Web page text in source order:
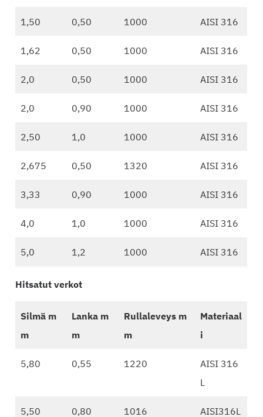
1,50 0,50 1000 AISI 316
1,62 0,50 1000 AISI 316
2,0 0,50 1000 AISI 316
2,0 0,90 1000 AISI 316
2,50 1,0 1000 AISI 316
2,675 0,50 1320 AISI 316
3,33 0,90 1000 AISI 316
4,0 1,0 1000 AISI 316
5,0 1,2 1000 AISI 316
Hitsatut verkot
Silmä m
m
Lanka m
m
Rullaleveys m
m
Materiaal
i
5,80 0,55 1220
AISI 316
L
5,50 0,80 1016 AISI316L